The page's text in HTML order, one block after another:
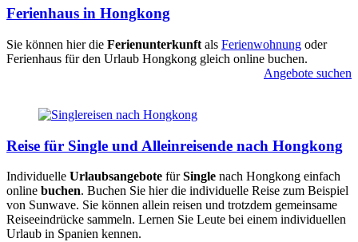
Ferienhaus in Hongkong
Sie können hier die Ferienunterkunft als Ferienwohnung oder
Ferienhaus für den Urlaub Hongkong gleich online buchen.
Angebote suchen
Reise für Single und Alleinreisende nach Hongkong
Individuelle Urlaubsangebote fürSingle nach Hongkong einfach
online buchen. Buchen Sie hier die individuelle Reise zum Beispiel
von Sunwave. Sie können allein reisen und trotzdem gemeinsame
Reiseeindrücke sammeln. Lernen Sie Leute bei einem individuellen
Urlaub in Spanien kennen.